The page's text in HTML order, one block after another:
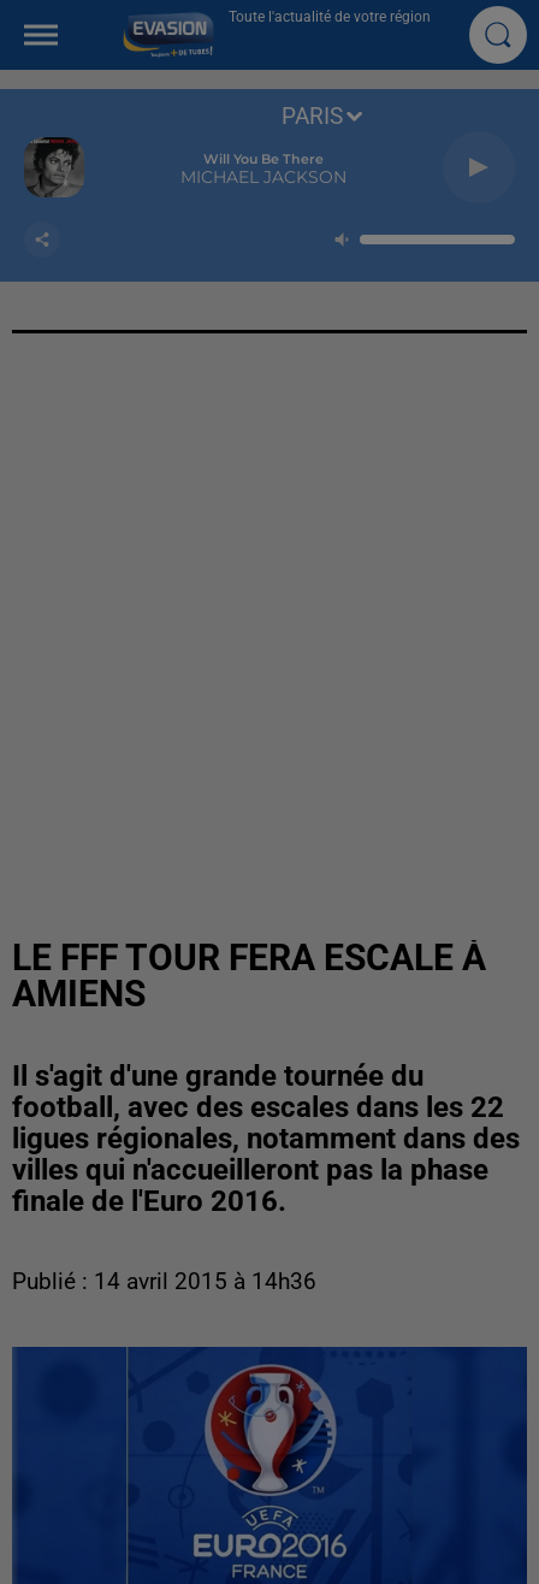
Toute l'actualité de votre région
Will You Be There
MICHAEL JACKSON
PARIS
LE FFF TOUR FERA ESCALE À
AMIENS
Il s'agit d'une grande tournée du
football, avec des escales dans les 22
ligues régionales, notamment dans des
villes qui n'accueilleront pas la phase
finale de l'Euro 2016.
Publié : 14 avril 2015 à 14h36